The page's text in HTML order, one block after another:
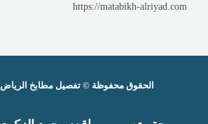
https://matabikh-alriyad.com
الحقوق محفوظة ©تفصيل مطابخ الرياض